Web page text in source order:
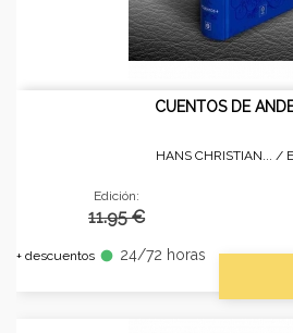
CUENTOS DE
HANS CHRISTIAN... /
Edición:
11.95 €
+ descuentos fiber_manual_record 24/72 horas